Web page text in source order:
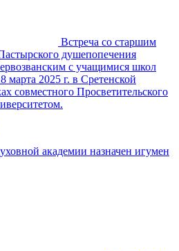
Встреча со старшим
душепопечения
с учащимися школ
марта 2025 г. в Сретенской
совместного Просветительского
академии назначен игумен